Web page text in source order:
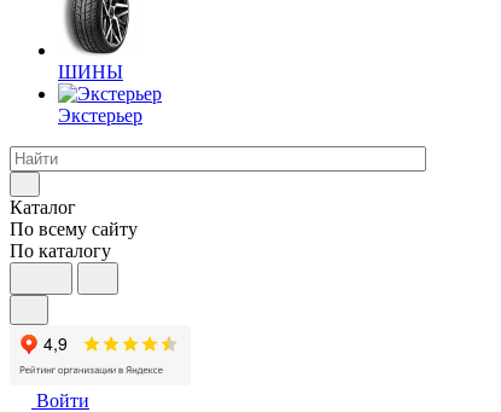
ШИНЫ
Экстерьер
Каталог
По всему сайту
По каталогу
Войти